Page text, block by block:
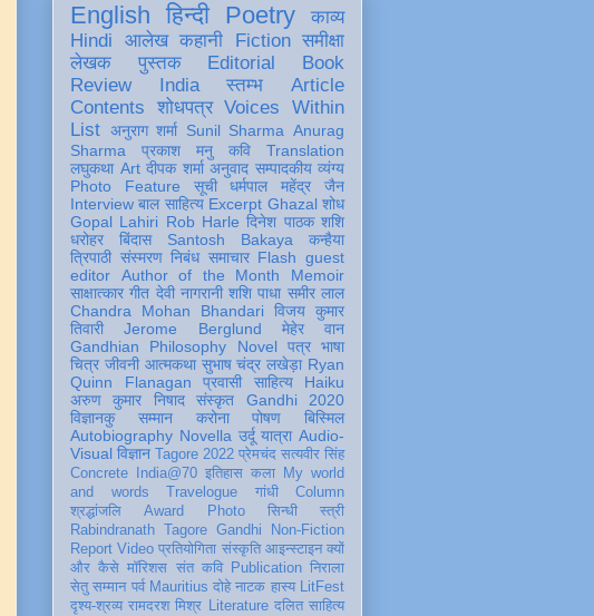
English हिन्दी Poetry
काव्य
Hindi
आलेख कहानी Fiction समीक्षा
लेखक
पुस्तक Editorial
Book
Review
India स्तम्भ
Article
Contents
शोधपत्र Voices Within
List अनुराग शर्मा Sunil Sharma Anurag
Sharma
प्रकाश मनु कवि
Translation
लघुकथा Art दीपक शर्मा अनुवाद सम्पादकीय व्यंग्य
Photo Feature
सूची
धर्मपाल महेंद्र जैन
Interview बाल साहित्य Excerpt Ghazal शोध
Gopal Lahiri Rob Harle दिनेश पाठक शशि
धरोहर
बिंदास Santosh Bakaya
कन्हैया
त्रिपाठी संस्मरण निबंध समाचार Flash guest
editor
Author of the Month
Memoir
साक्षात्कार गीत देवी नागरानी शशि पाधा समीर लाल
Chandra Mohan Bhandari विजय कुमार
तिवारी
Jerome Berglund
मेहेर वान
Gandhian Philosophy
Novel पत्र भाषा
चित्र जीवनी आत्मकथा सुभाष चंद्र लखेड़ा Ryan
Quinn Flanagan
प्रवासी साहित्य
Haiku
अरुण कुमार निषाद
संस्कृत
Gandhi 2020
विज्ञानकु
सम्मान करोना पोषण
बिस्मिल
Autobiography Novella उर्दू यात्रा Audio-
Visual विज्ञान Tagore 2022 प्रेमचंद सत्यवीर सिंह
Concrete
India@70 इतिहास कला
My world
and words
Travelogue गांधी
Column
श्रद्धांजलि
Award Photo सिन्धी
स्त्री
Rabindranath Tagore Gandhi
Non-Fiction
Report Video प्रतियोगिता संस्कृति आइन्स्टाइन क्यों
और कैसे मॉरिशस संत कवि Publication निराला
सेतु सम्मान पर्व Mauritius दोहे नाटक हास्य LitFest
दृश्य-श्रव्य रामदरश मिश्र Literature दलित साहित्य